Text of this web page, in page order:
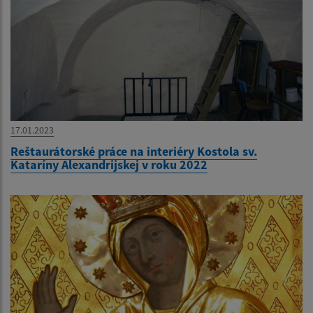
17.01.2023
Reštaurátorské práce na interiéry Kostola sv.
Kataríny Alexandrijskej v roku 2022